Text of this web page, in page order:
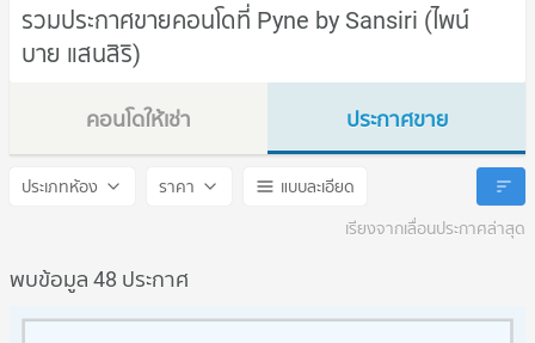
รวมประกาศขายคอนโดที่ Pyne by Sansiri (ไพน์
บาย แสนสิริ)
คอนโดให้เช่า
Pyne by Sansiri
ประกาศขาย
Pyne by Sansiri
ประเภทห้อง ราคา
แบบละเอียด
เรียงจากเลื่อนประกาศล่าสุด
พบข้อมูล 48 ประกาศ